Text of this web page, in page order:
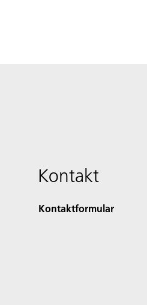
Kontakt
Kontaktformular